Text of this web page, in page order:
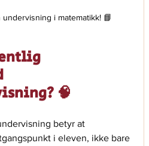
i matematikk! 📘
🧠
betyr at
i eleven, ikke bare